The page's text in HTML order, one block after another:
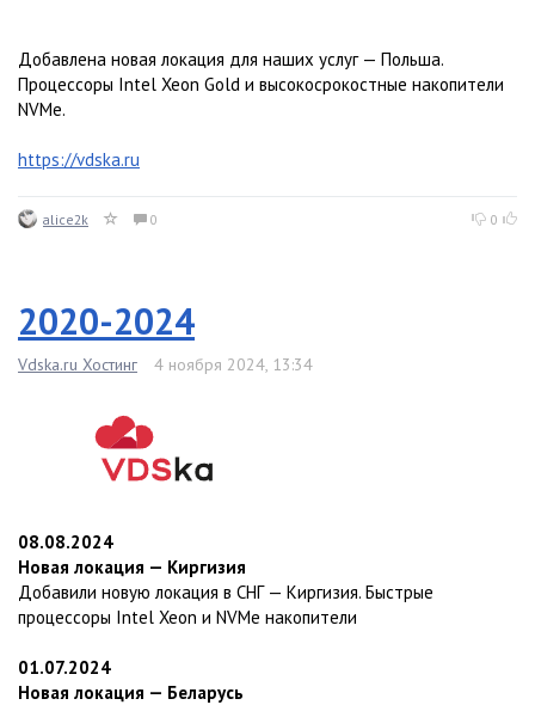
Добавлена новая локация для наших услуг — Польша.
Процессоры Intel Xeon Gold и высокосрокостные накопители
NVMe.
https://vdska.ru
alice2k 0 0
2020-2024
Vdska.ru Хостинг 4 ноября 2024, 13:34
08.08.2024
Новая локация — Киргизия
Добавили новую локация в СНГ — Киргизия. Быстрые
процессоры Intel Xeon и NVMe накопители
01.07.2024
Новая локация — Беларусь